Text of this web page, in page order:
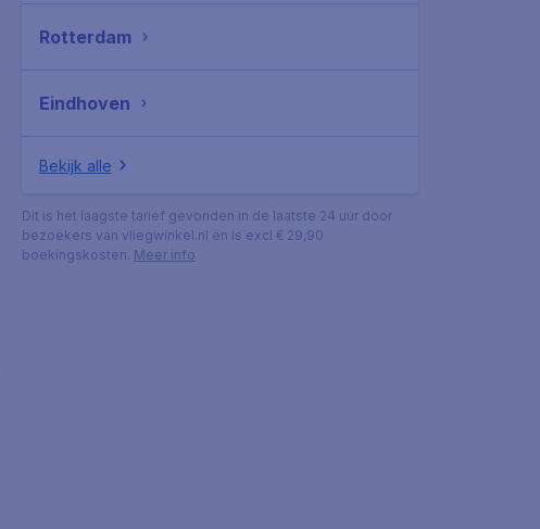
Rotterdam
Eindhoven
Bekijk alle
Dit is het laagste tarief gevonden in de laatste 24 uur door
bezoekers van vliegwinkel.nl en is excl € 29,90
boekingskosten. Meer info